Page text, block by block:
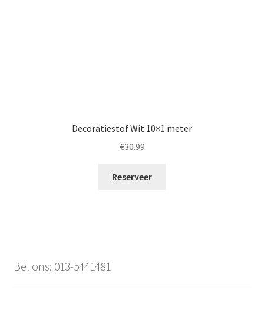
Decoratiestof Wit 10×1 meter
€30.99
Reserveer
Bel ons: 013-5441481